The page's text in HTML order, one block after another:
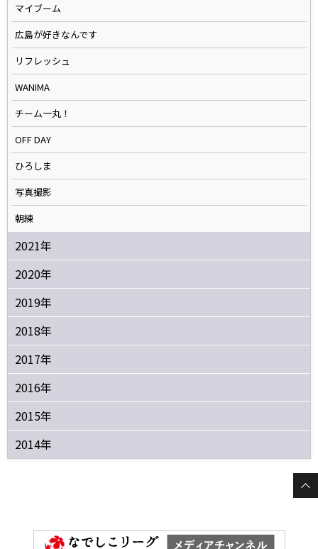
マイブーム
広島が好きなんです
リフレッシュ
WANIMA
チーム一丸！
OFF DAY
ひろしま
写真撮影
朝練
2021年
2020年
2019年
2018年
2017年
2016年
2015年
2014年